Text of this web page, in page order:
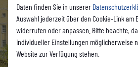
Daten finden Sie in unserer
Auswahl jederzeit über den Cookie-Link am
widerrufen oder anpassen. Bitte beachte,
individueller Einstellungen möglicherweise
Website zur Verfügung stehen.